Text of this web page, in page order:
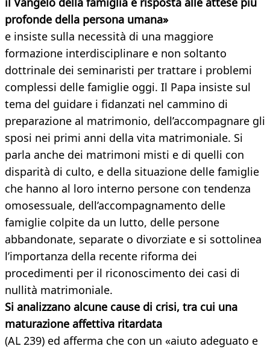
profonde della persona umana»
e insiste sulla necessità di una maggiore
formazione interdisciplinare e non soltanto
dottrinale dei seminaristi per trattare i problemi
complessi delle famiglie oggi. Il Papa insiste sul
tema del guidare i fidanzati nel cammino di
preparazione al matrimonio, dell’accompagnare gli
sposi nei primi anni della vita matrimoniale. Si
parla anche dei matrimoni misti e di quelli con
disparità di culto, e della situazione delle famiglie
che hanno al loro interno persone con tendenza
omosessuale, dell’accompagnamento delle
famiglie colpite da un lutto, delle persone
abbandonate, separate o divorziate e si sottolinea
l’importanza della recente riforma dei
procedimenti per il riconoscimento dei casi di
nullità matrimoniale.
Si analizzano alcune cause di crisi, tra cui una
maturazione affettiva ritardata
(AL 239) ed afferma che con un «aiuto adeguato e